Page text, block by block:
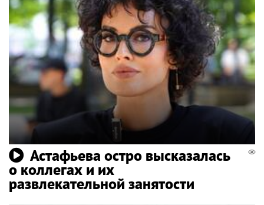
Астафьева остро высказалась
о коллегах и их
развлекательной занятости